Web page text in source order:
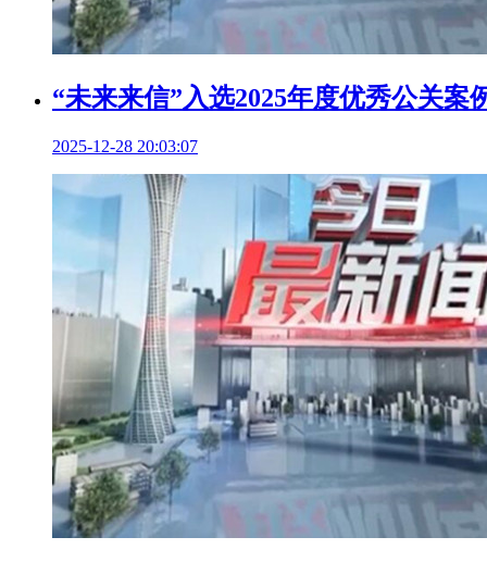
“未来来信”入选2025年度优秀公关案
2025-12-28 20:03:07